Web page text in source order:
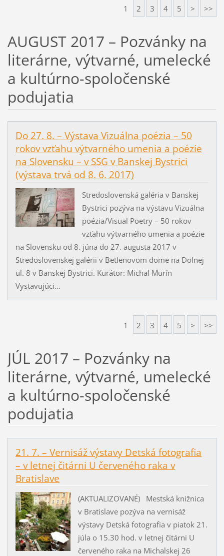
1 2 3 4 5 > >>
AUGUST 2017 – Pozvánky na
literárne, výtvarné, umelecké
a kultúrno-spoločenské
podujatia
Do 27. 8. – Výstava Vizuálna poézia – 50
rokov vzťahu výtvarného umenia a poézie
na Slovensku – v SSG v Banskej Bystrici
(výstava trvá od 8. 6. 2017)
Stredoslovenská galéria v Banskej
Bystrici pozýva na výstavu Vizuálna
poézia/Visual Poetry – 50 rokov
vzťahu výtvarného umenia a poézie
na Slovensku od 8. júna do 27. augusta 2017 v
Stredoslovenskej galérii v Betlenovom dome na Dolnej
ul. 8 v Banskej Bystrici. Kurátor: Michal Murín
Vystavujúci...
1 2 3 4 5 > >>
JÚL 2017 – Pozvánky na
literárne, výtvarné, umelecké
a kultúrno-spoločenské
podujatia
21. 7. – Vernisáž výstavy Detská fotografia
– v letnej čitárni U červeného raka v
Bratislave
(AKTUALIZOVANÉ) Mestská knižnica
v Bratislave pozýva na vernisáž
výstavy Detská fotografia v piatok 21.
júla o 15.30 hod. v letnej čitárni U
červeného raka na Michalskej 26